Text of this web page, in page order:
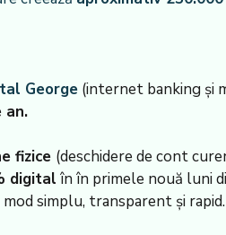
George(internet banking și
an.
fizice (deschidere de cont
digital în în primele nouă luni
simplu, transparent și rapid.